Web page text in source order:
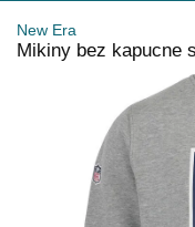
New Era
Mikiny bez kapucne